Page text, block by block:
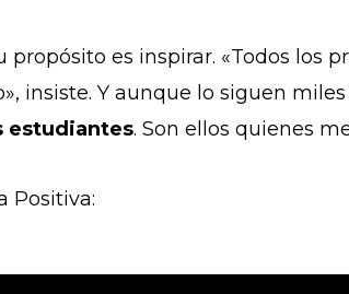
es inspirar. «Todos los
insiste. Y aunque lo siguen
estudiantes. Son ellos quienes
Positiva: